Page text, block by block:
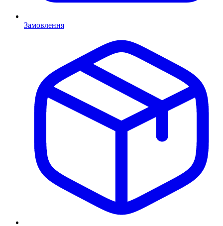
Замовлення